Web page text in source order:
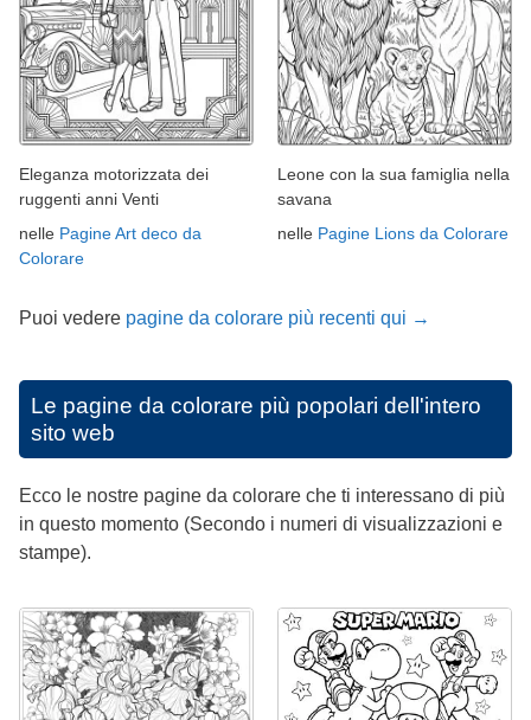
Eleganza motorizzata dei
ruggenti anni Venti
nelle Pagine Art deco da
Colorare
Leone con la sua famiglia nella
savana
nelle Pagine Lions da Colorare
Puoi vedere pagine da colorare più recenti qui →
Le pagine da colorare più popolari dell'intero
sito web
Ecco le nostre pagine da colorare che ti interessano di più
in questo momento (Secondo i numeri di visualizzazioni e
stampe).